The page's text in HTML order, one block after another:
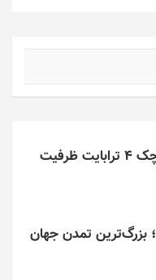
این کارت حافظه کوچک ۴ ترابایت ظرفیت
بازی/ Age of 2048؛ بزرگ‌ترین تمدن جهان